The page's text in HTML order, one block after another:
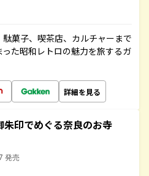
菓子、喫茶店、カルチャーまで
た昭和レトロの魅力を旅するガ
詳細を見る
印でめぐる奈良のお寺
発売